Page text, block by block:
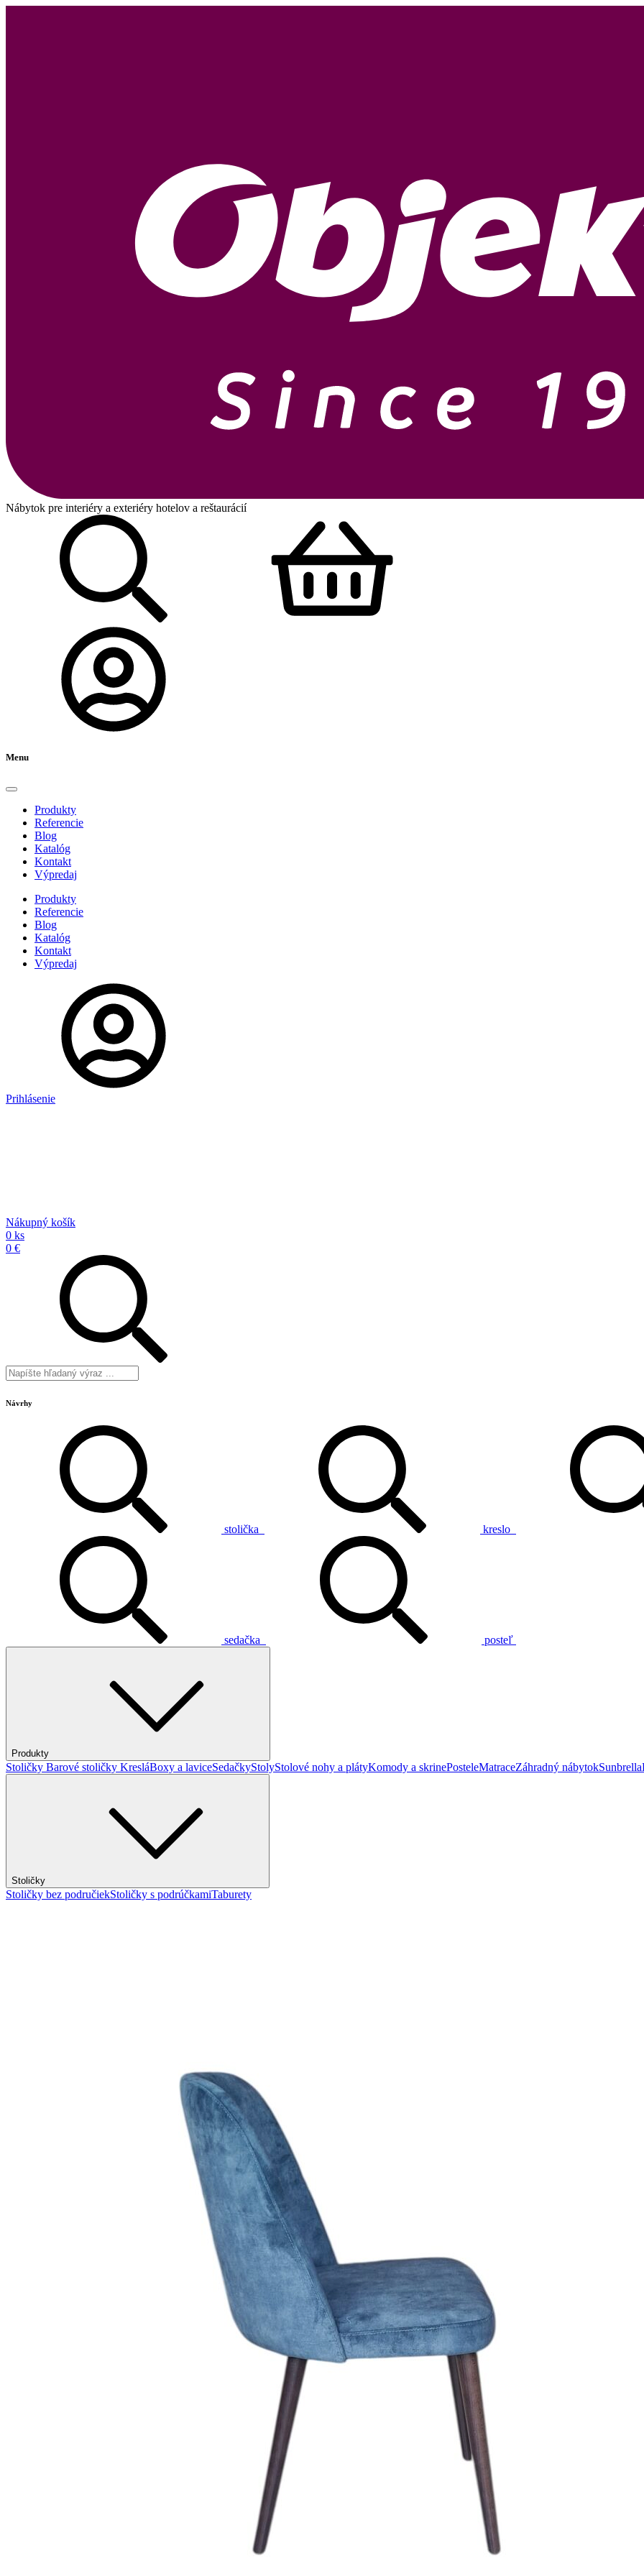
Nábytok pre interiéry a exteriéry hotelov a reštaurácií
Menu
Produkty
Referencie
Blog
Katalóg
Kontakt
Výpredaj
Produkty
Referencie
Blog
Katalóg
Kontakt
Výpredaj
Prihlásenie
Nákupný košík
0 ks
0 €
Návrhy
stolička kreslo
sedačka posteľ
Produkty
Stoličky Barové stoličky KresláBoxy a laviceSedačkyStolyStolové nohy a plátyKomody a skrinePosteleMatraceZáhradný nábytokSunbrella
Stoličky
Stoličky bez područiekStoličky s podrúčkamiTaburety